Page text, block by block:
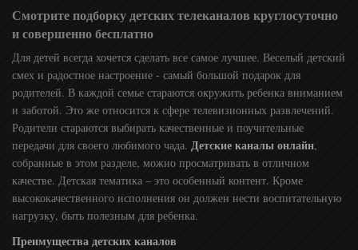
Смотрите подборку детских телеканалов круглосуточно
и совершенно бесплатно
Для детей всегда хочется сделать все самое лучшее. Веселый детский
смех и радостное настроение - самый большой подарок для
родителей. В каждой семье стараются окружить ребенка вниманием
и заботой. Это же относится к сфере телевизионных развлечений.
Родители стараются выбирать качественные и поучительные
передачи для своего любимого чада. Детские каналы онлайн,
собранные в этом разделе, можно просматривать в отличном
качестве. Детская тематика – это особенный контент. Кроме
высококачественного исполнения он должен нести воспитательную
нагрузку, быть полезным для ребенка.
Преимущества детских каналов